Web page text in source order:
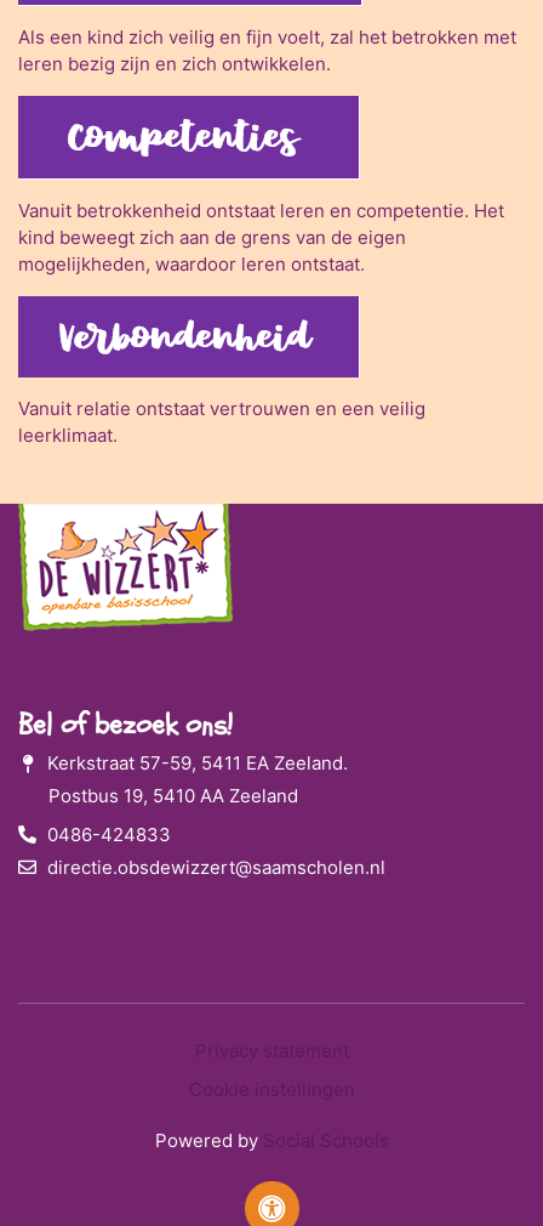
Als een kind zich veilig en fijn voelt, zal het betrokken met
leren bezig zijn en zich ontwikkelen.
Vanuit betrokkenheid ontstaat leren en competentie. Het
kind beweegt zich aan de grens van de eigen
mogelijkheden, waardoor leren ontstaat.
Vanuit relatie ontstaat vertrouwen en een veilig
leerklimaat.
Bel of bezoek ons!
Kerkstraat 57-59, 5411 EA Zeeland.
Postbus 19, 5410 AA Zeeland
0486-424833
directie.obsdewizzert@saamscholen.nl
Privacy statement
Cookie instellingen
Powered by Social Schools